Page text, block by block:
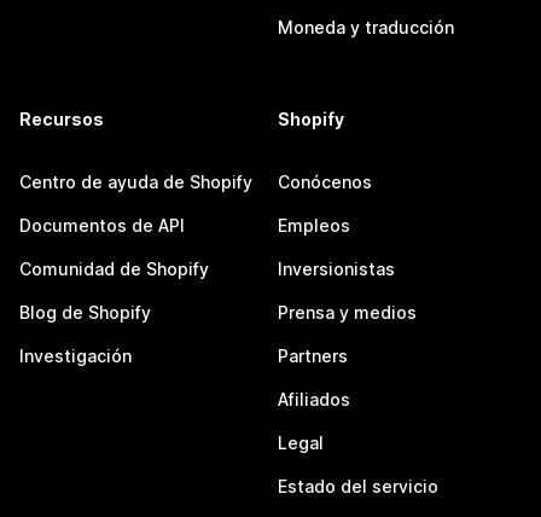
Moneda y traducción
Recursos
Centro de ayuda de Shopify
Documentos de API
Comunidad de Shopify
Blog de Shopify
Investigación
Shopify
Conócenos
Empleos
Inversionistas
Prensa y medios
Partners
Afiliados
Legal
Estado del servicio